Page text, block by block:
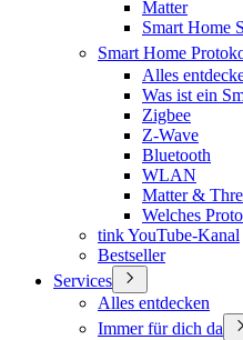
Matter
Smart Home
Smart Home
Alles
Was ist ein
Zigbee
Z-Wave
Bluetooth
WLAN
Matter &
Welches
tink YouTube-Kanal
Bestseller
Services
Alles entdecken
Immer für dich da